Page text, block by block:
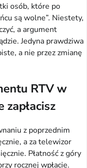
osób, które po
są wolne”. Niestety,
a argument
Jedyna prawdziwa
a nie przez zmianę
RTV w
zapłacisz
z poprzednim
a za telewizor
Płatność z góry
rocznej wpłacie.